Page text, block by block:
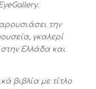
την
γκαλερί
Ελλάδα και
βιβλία με τίτλο